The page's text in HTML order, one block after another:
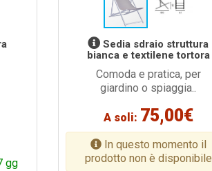
gg
Sedia sdraio struttura
bianca e textilene tortora
Comoda e pratica, per
giardino o spiaggia..
A soli: 75,00€
In questo momento il
prodotto non è disponibile